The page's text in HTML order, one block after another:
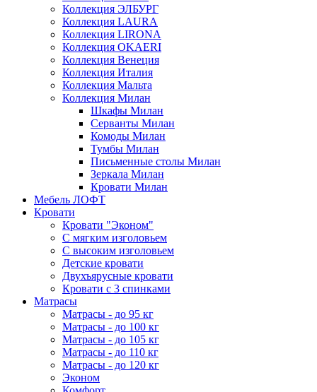
Коллекция ЭЛБУРГ
Коллекция LAURA
Коллекция LIRONA
Коллекция OKAERI
Коллекция Венеция
Коллекция Италия
Коллекция Мальта
Коллекция Милан
Шкафы Милан
Серванты Милан
Комоды Милан
Тумбы Милан
Письменные столы Милан
Зеркала Милан
Кровати Милан
Мебель ЛОФТ
Кровати
Кровати "Эконом"
С мягким изголовьем
С высоким изголовьем
Детские кровати
Двухъярусные кровати
Кровати с 3 спинками
Матрасы
Матрасы - до 95 кг
Матрасы - до 100 кг
Матрасы - до 105 кг
Матрасы - до 110 кг
Матрасы - до 120 кг
Эконом